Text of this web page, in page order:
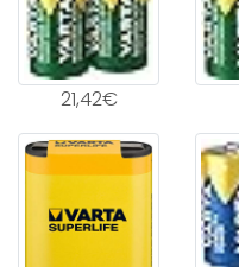
21,42€